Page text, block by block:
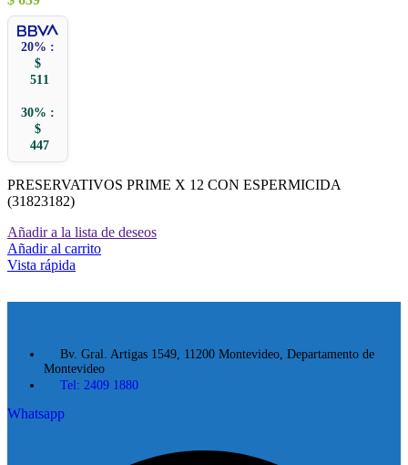
20% :
$
511
30% :
$
447
PRESERVATIVOS PRIME X 12 CON ESPERMICIDA
(31823182)
Añadir a la lista de deseos
Añadir al carrito
Vista rápida
Bv. Gral. Artigas 1549, 11200 Montevideo, Departamento de
Montevideo
Tel: 2409 1880
Whatsapp